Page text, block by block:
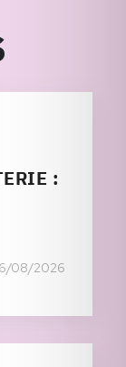
:
08/2026